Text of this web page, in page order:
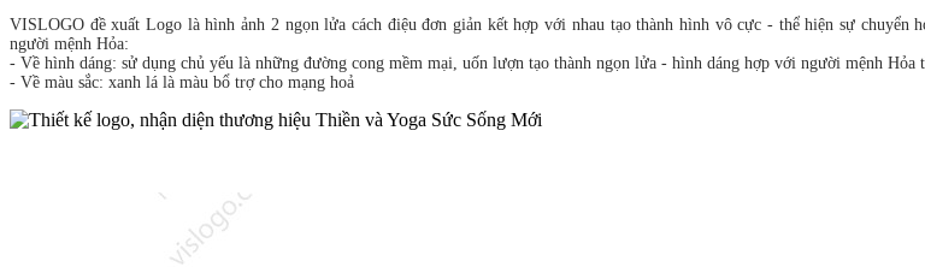
VISLOGO đề xuất Logo là hình ảnh 2 ngọn lửa cách điệu đơn giản kết hợp với nhau tạo thành hình vô cực - thể hiện sự chuyển
người mệnh Hỏa:
- Về hình dáng: sử dụng chủ yếu là những đường cong mềm mại, uốn lượn tạo thành ngọn lửa - hình dáng hợp với người mệnh Hỏa
- Về màu sắc: xanh lá là màu bổ trợ cho mạng hoả